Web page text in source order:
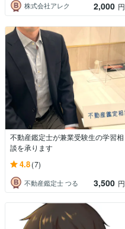
株式会社アレク 2,000 円
不動産鑑定士が兼業受験生の学習相
談を承ります
4.8(7)
不動産鑑定士 つる 3,500 円